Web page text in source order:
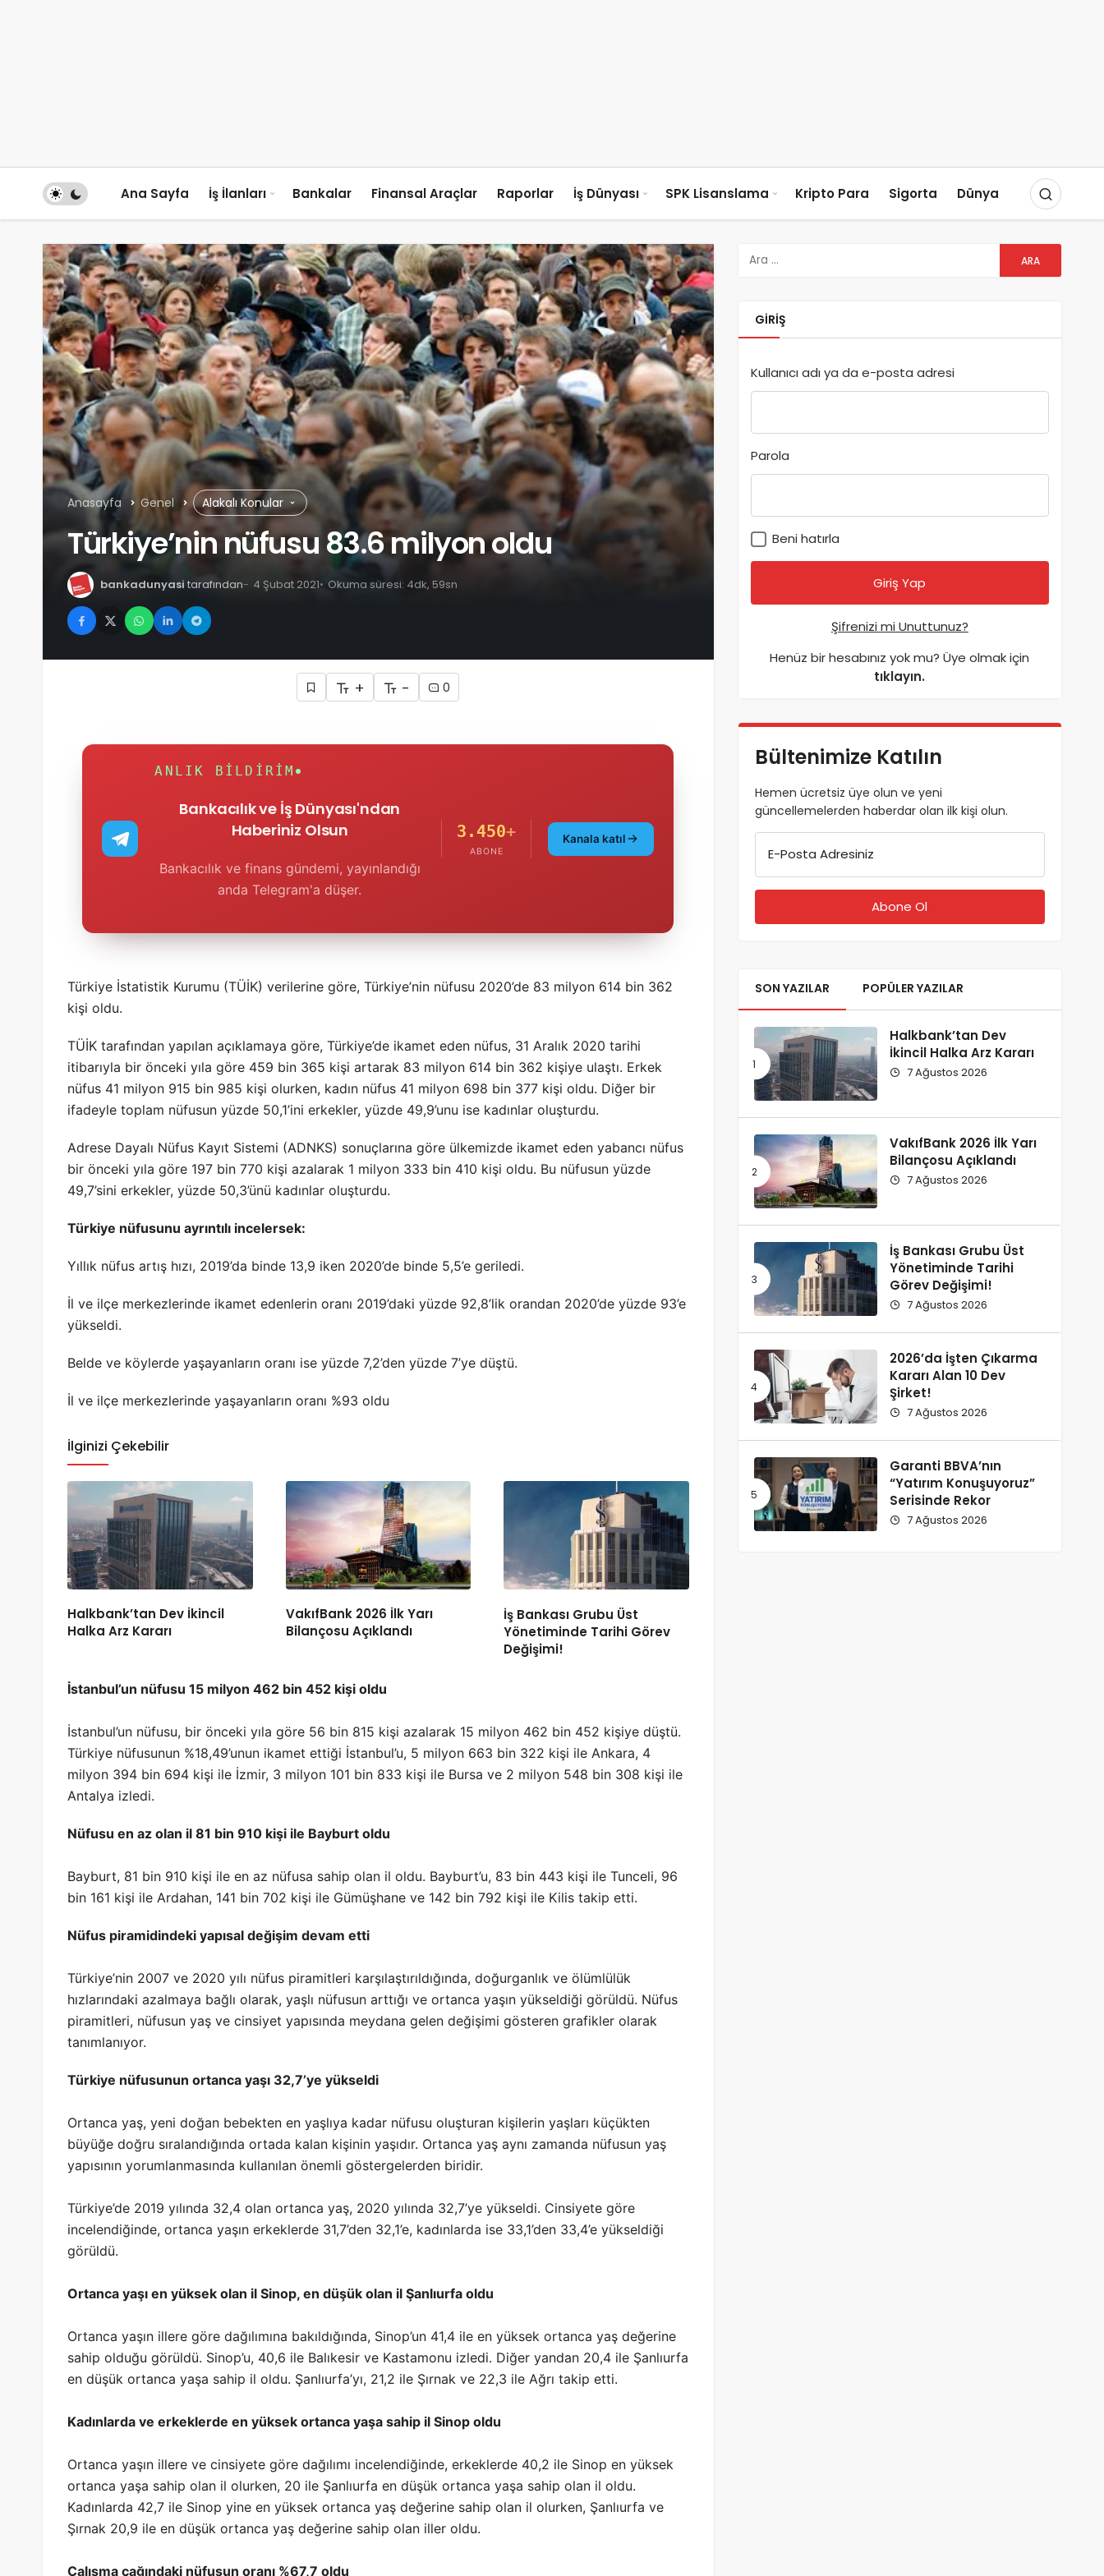
Ana Sayfa İş İlanları Bankalar Finansal Araçlar Raporlar İş Dünyası SPK Lisanslama Kripto Para Sigorta Dünya
Anasayfa Genel Alakalı Konular
Türkiye’nin nüfusu 83.6 milyon oldu
bankadunyasi tarafından 4 Şubat 2021 Okuma süresi: 4dk, 59sn
+ - 0
ANLIK BILDIRIM
Bankacılık ve İş Dünyası'ndan
Haberiniz Olsun
Bankacılık ve finans gündemi, yayınlandığı
anda Telegram'a düşer.
3.450+
ABONE
Kanala katıl
Türkiye İstatistik Kurumu (TÜİK) verilerine göre, Türkiye’nin nüfusu 2020’de 83 milyon 614 bin 362
kişi oldu.
TÜİK tarafından yapılan açıklamaya göre, Türkiye’de ikamet eden nüfus, 31 Aralık 2020 tarihi
itibarıyla bir önceki yıla göre 459 bin 365 kişi artarak 83 milyon 614 bin 362 kişiye ulaştı. Erkek
nüfus 41 milyon 915 bin 985 kişi olurken, kadın nüfus 41 milyon 698 bin 377 kişi oldu. Diğer bir
ifadeyle toplam nüfusun yüzde 50,1’ini erkekler, yüzde 49,9’unu ise kadınlar oluşturdu.
Adrese Dayalı Nüfus Kayıt Sistemi (ADNKS) sonuçlarına göre ülkemizde ikamet eden yabancı nüfus
bir önceki yıla göre 197 bin 770 kişi azalarak 1 milyon 333 bin 410 kişi oldu. Bu nüfusun yüzde
49,7’sini erkekler, yüzde 50,3’ünü kadınlar oluşturdu.
Türkiye nüfusunu ayrıntılı incelersek:
Yıllık nüfus artış hızı, 2019’da binde 13,9 iken 2020’de binde 5,5’e geriledi.
İl ve ilçe merkezlerinde ikamet edenlerin oranı 2019’daki yüzde 92,8’lik orandan 2020’de yüzde 93’e
yükseldi.
Belde ve köylerde yaşayanların oranı ise yüzde 7,2’den yüzde 7’ye düştü.
İl ve ilçe merkezlerinde yaşayanların oranı %93 oldu
İlginizi Çekebilir
Halkbank’tan Dev İkincil
Halka Arz Kararı
VakıfBank 2026 İlk Yarı
Bilançosu Açıklandı
İş Bankası Grubu Üst
Yönetiminde Tarihi Görev
Değişimi!
İstanbul’un nüfusu 15 milyon 462 bin 452 kişi oldu
İstanbul’un nüfusu, bir önceki yıla göre 56 bin 815 kişi azalarak 15 milyon 462 bin 452 kişiye düştü.
Türkiye nüfusunun %18,49’unun ikamet ettiği İstanbul’u, 5 milyon 663 bin 322 kişi ile Ankara, 4
milyon 394 bin 694 kişi ile İzmir, 3 milyon 101 bin 833 kişi ile Bursa ve 2 milyon 548 bin 308 kişi ile
Antalya izledi.
Nüfusu en az olan il 81 bin 910 kişi ile Bayburt oldu
Bayburt, 81 bin 910 kişi ile en az nüfusa sahip olan il oldu. Bayburt’u, 83 bin 443 kişi ile Tunceli, 96
bin 161 kişi ile Ardahan, 141 bin 702 kişi ile Gümüşhane ve 142 bin 792 kişi ile Kilis takip etti.
Nüfus piramidindeki yapısal değişim devam etti
Türkiye’nin 2007 ve 2020 yılı nüfus piramitleri karşılaştırıldığında, doğurganlık ve ölümlülük
hızlarındaki azalmaya bağlı olarak, yaşlı nüfusun arttığı ve ortanca yaşın yükseldiği görüldü. Nüfus
piramitleri, nüfusun yaş ve cinsiyet yapısında meydana gelen değişimi gösteren grafikler olarak
tanımlanıyor.
Türkiye nüfusunun ortanca yaşı 32,7’ye yükseldi
Ortanca yaş, yeni doğan bebekten en yaşlıya kadar nüfusu oluşturan kişilerin yaşları küçükten
büyüğe doğru sıralandığında ortada kalan kişinin yaşıdır. Ortanca yaş aynı zamanda nüfusun yaş
yapısının yorumlanmasında kullanılan önemli göstergelerden biridir.
Türkiye’de 2019 yılında 32,4 olan ortanca yaş, 2020 yılında 32,7’ye yükseldi. Cinsiyete göre
incelendiğinde, ortanca yaşın erkeklerde 31,7’den 32,1’e, kadınlarda ise 33,1’den 33,4’e yükseldiği
görüldü.
Ortanca yaşı en yüksek olan il Sinop, en düşük olan il Şanlıurfa oldu
Ortanca yaşın illere göre dağılımına bakıldığında, Sinop’un 41,4 ile en yüksek ortanca yaş değerine
sahip olduğu görüldü. Sinop’u, 40,6 ile Balıkesir ve Kastamonu izledi. Diğer yandan 20,4 ile Şanlıurfa
en düşük ortanca yaşa sahip il oldu. Şanlıurfa’yı, 21,2 ile Şırnak ve 22,3 ile Ağrı takip etti.
Kadınlarda ve erkeklerde en yüksek ortanca yaşa sahip il Sinop oldu
Ortanca yaşın illere ve cinsiyete göre dağılımı incelendiğinde, erkeklerde 40,2 ile Sinop en yüksek
ortanca yaşa sahip olan il olurken, 20 ile Şanlıurfa en düşük ortanca yaşa sahip olan il oldu.
Kadınlarda 42,7 ile Sinop yine en yüksek ortanca yaş değerine sahip olan il olurken, Şanlıurfa ve
Şırnak 20,9 ile en düşük ortanca yaş değerine sahip olan iller oldu.
Çalışma çağındaki nüfusun oranı %67,7 oldu
GIRIŞ
Kullanıcı adı ya da e-posta adresi
Parola
Beni hatırla
Şifrenizi mi Unuttunuz?
Henüz bir hesabınız yok mu? Üye olmak için
tıklayın.
Bültenimize Katılın
Hemen ücretsiz üye olun ve yeni
güncellemelerden haberdar olan ilk kişi olun.
E-Posta Adresiniz
SON YAZILAR POPÜLER YAZILAR
Halkbank’tan Dev
İkincil Halka Arz Kararı
7 Ağustos 2026
VakıfBank 2026 İlk Yarı
Bilançosu Açıklandı
7 Ağustos 2026
İş Bankası Grubu Üst
Yönetiminde Tarihi
Görev Değişimi!
7 Ağustos 2026
2026’da İşten Çıkarma
Kararı Alan 10 Dev
Şirket!
7 Ağustos 2026
Garanti BBVA’nın
“Yatırım Konuşuyoruz”
Serisinde Rekor
7 Ağustos 2026